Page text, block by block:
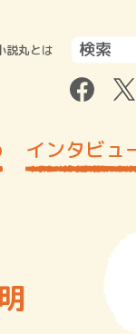
説丸とは
インタビュ